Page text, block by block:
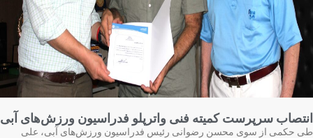
سرپرست کمیته فنی واترپلو فدراسیون ورزش‌های آبی
حکمی از سوی محسن رضوانی رئیس فدراسیون ورزش‌های آبی، علی